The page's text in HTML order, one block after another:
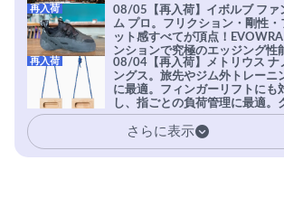
08/05【再入荷】イボルブ ファ
ム プロ。フリクション・剛性・
ット感すべてが頂点！
ンションで究極のエッジング性
実現。進化系ラバーEvo-74は
を凌駕する粘着力で極小ホール
安心感。
再入荷
08/04【再入荷】メトリウス ナ
ングス。旅先やジム外トレーニ
に最適。フィンガーリフトにも
し、指ごとの負荷管理に最適。
イマーの指を本気で鍛えるギア
再入荷
さらに表示